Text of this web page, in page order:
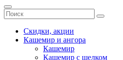
Скидки, акции
Кашемир и ангора
Кашемир
Кашемир с шелком